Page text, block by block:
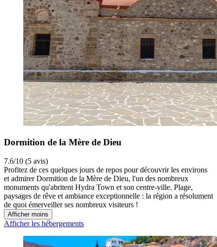
Dormition de la Mère de Dieu
7.6/10 (5 avis)
Profitez de ces quelques jours de repos pour découvrir les environs
et admirer Dormition de la Mère de Dieu, l'un des nombreux
monuments qu'abritent Hydra Town et son centre-ville. Plage,
paysages de rêve et ambiance exceptionnelle : la région a résolument
de quoi émerveiller ses nombreux visiteurs !
Afficher moins
Afficher les hébergements